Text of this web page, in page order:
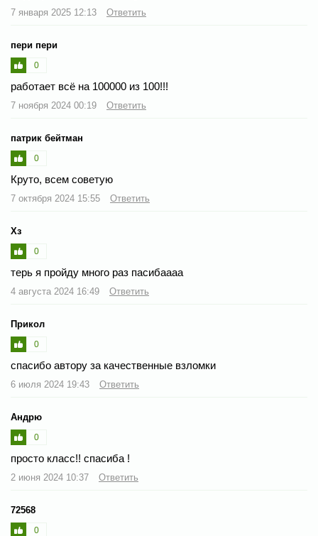
7 января 2025 12:13 Ответить
пери пери
0
работает всё на 100000 из 100!!!
7 ноября 2024 00:19 Ответить
патрик бейтман
0
Круто, всем советую
7 октября 2024 15:55 Ответить
Хз
0
терь я пройду много раз пасибаааа
4 августа 2024 16:49 Ответить
Прикол
0
спасибо автору за качественные взломки
6 июля 2024 19:43 Ответить
Андрю
0
просто класс!! спасиба !
2 июня 2024 10:37 Ответить
72568
0